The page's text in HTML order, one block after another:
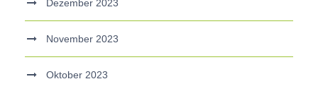
Dezember 2023
November 2023
Oktober 2023